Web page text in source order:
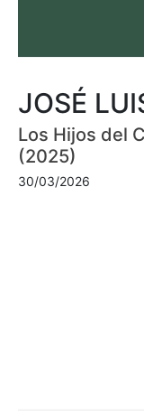
JOSÉ
Los Hijos del
(2025)
30/03/2026